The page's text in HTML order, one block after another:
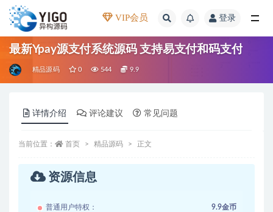
VIP会员 登录
最新Ypay源支付系统源码 支持易支付和码支付
精品源码 0 544 9.9
详情介绍 评论建议 常见问题
当前位置： 首页 精品源码 正文
资源信息
普通用户特权： 9.9金币
全部